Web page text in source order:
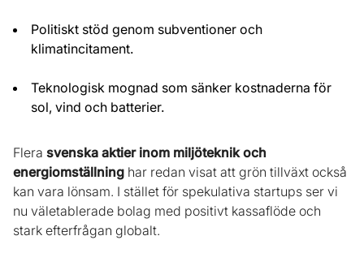
Politiskt stöd genom subventioner och
klimatincitament.
Teknologisk mognad som sänker kostnaderna för
sol, vind och batterier.
Flera svenska aktier inom miljöteknik och
energiomställning har redan visat att grön tillväxt också
kan vara lönsam. I stället för spekulativa startups ser vi
nu väletablerade bolag med positivt kassaflöde och
stark efterfrågan globalt.